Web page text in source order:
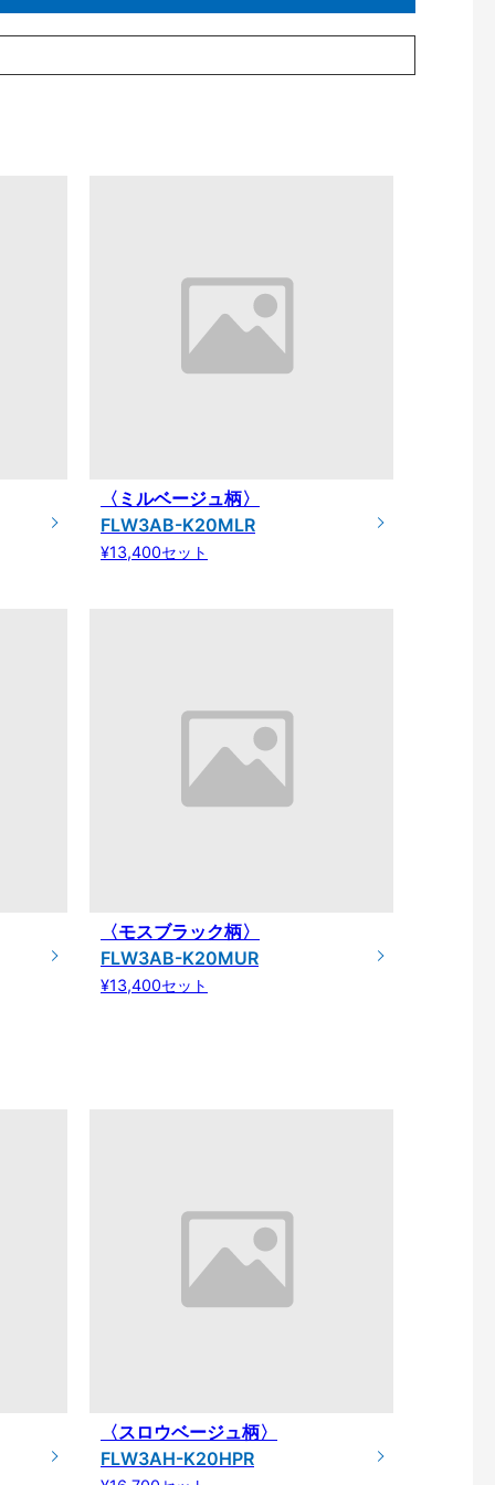
〈ミルベージュ柄〉
FLW3AB-K20MLR
¥13,400セット
〈モスブラック柄〉
FLW3AB-K20MUR
¥13,400セット
〈スロウベージュ柄〉
FLW3AH-K20HPR